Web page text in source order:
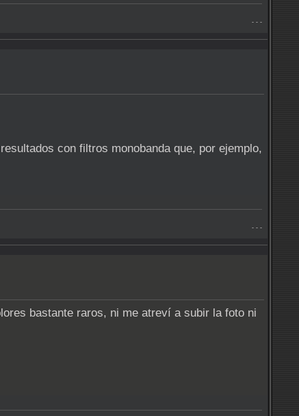
- - -
con filtros monobanda que, por ejemplo,
- - -
bastante raros, ni me atreví a subir la foto ni